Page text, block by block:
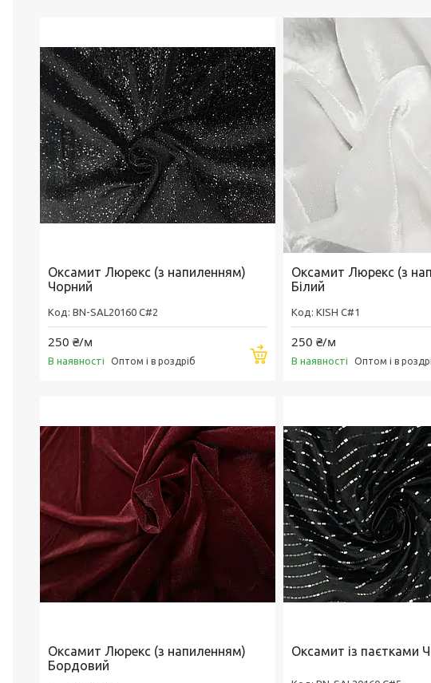
Оксамит Люрекс (з напиленням)
Чорний
BN-SAL20160 C#2
250 ₴/м
В наявності Оптом і в роздріб Купити
Оксамит Люрекс (з
Білий
KISH C#1
250 ₴/м
В наявності Оптом і в
Оксамит Люрекс (з напиленням)
Бордовий
Оксамит із паєтками